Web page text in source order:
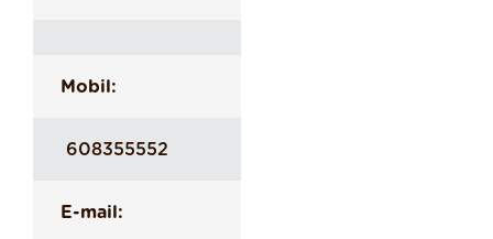
Mobil:
608355552
E-mail: